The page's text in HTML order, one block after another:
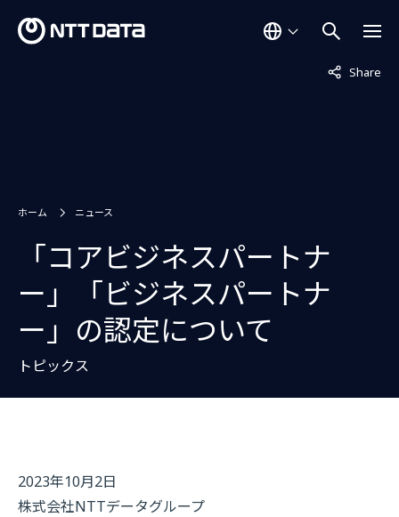
Share
非表示中
ホーム ニュース
「コアビジネスパートナ
ー」「ビジネスパートナ
ー」の認定について
トピックス
2023年10月2日
株式会社NTTデータグループ